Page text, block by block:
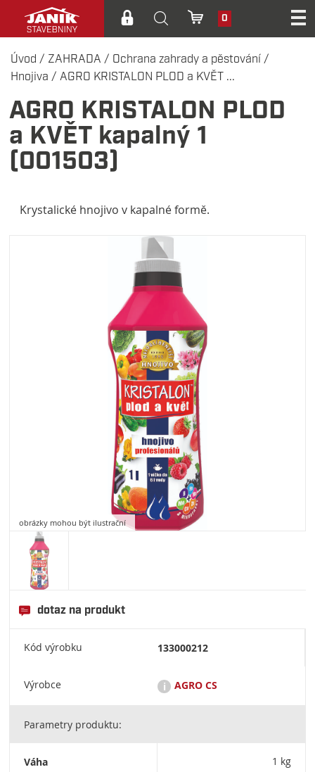
0
Úvod / ZAHRADA / Ochrana zahrady a pěstování /
Hnojiva / AGRO KRISTALON PLOD a KVĚT ...
AGRO KRISTALON PLOD
a KVĚT kapalný 1
(001503)
Krystalické hnojivo v kapalné formě.
obrázky mohou být ilustrační
dotaz na produkt
Kód výrobku 133000212
Výrobce i AGRO CS
Značka AGRO je dlouholetým garantem vynikající kvality a
vlastní zkušenosti v pěstitelské činnosti a vlastní akreditovaná
Parametry produktu:
Váha 1 kg